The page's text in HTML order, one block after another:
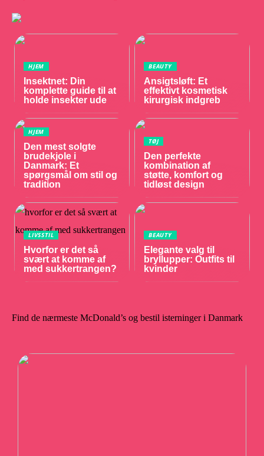
HJEM
Insektnet: Din
komplette guide til at
holde insekter ude
BEAUTY
Ansigtsløft: Et
effektivt kosmetisk
kirurgisk indgreb
HJEM
Den mest solgte
brudekjole i
Danmark: Et
spørgsmål om stil og
tradition
TØJ
Den perfekte
kombination af
støtte, komfort og
tidløst design
LIVSSTIL
Hvorfor er det så
svært at komme af
med sukkertrangen?
BEAUTY
Elegante valg til
bryllupper: Outfits til
kvinder
Find de nærmeste McDonald’s og bestil isterninger i Danmark